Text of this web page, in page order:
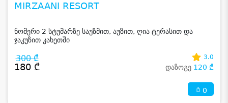
MIRZAANI RESORT
ნომერი 2 სტუმარზე საუზმით, აუზით, ღია ტერასით და
ჯაკუზით კახეთში
300 ₾
180 ₾
3.0
დაზოგე 120 ₾
0